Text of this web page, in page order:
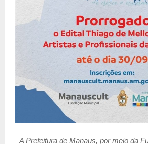
A Prefeitura de Manaus, por meio da